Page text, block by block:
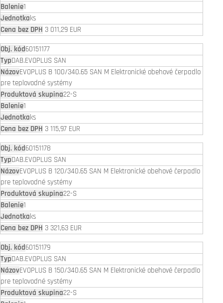
1
ks
3 011,29 EUR
60151177
DAB.EVOPLUS SAN
EVOPLUS B 100/340.65 SAN M Elektronické obehové čerpadlo
pre teplovodné systémy
22-S
1
ks
3 115,97 EUR
60151178
DAB.EVOPLUS SAN
EVOPLUS B 120/340.65 SAN M Elektronické obehové čerpadlo
pre teplovodné systémy
22-S
1
ks
3 321,63 EUR
60151179
DAB.EVOPLUS SAN
EVOPLUS B 150/340.65 SAN M Elektronické obehové čerpadlo
pre teplovodné systémy
22-S